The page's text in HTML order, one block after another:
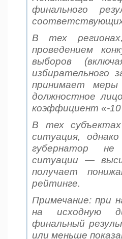
финального
В тех
проведением
выборов
избирательного
принимает
должностное
коэффициент «-
В тех
ситуация,
губернатор
ситуации —
получает
рейтинге.
Примечание:при
на исходную
финальный
или меньше